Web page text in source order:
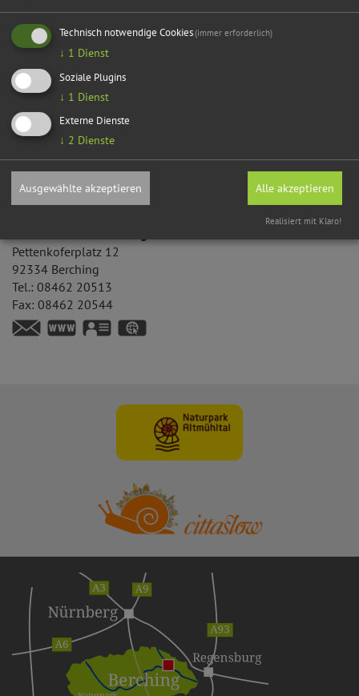
Ja Immer
Ort
Veranstaltung ohne festen Ort
Berching
GPS:
49°6'15.67''N 11°26'39.76''E
Kontakt
Pettenkoferplatz 12
92334 Berching
Tel.: 08462 20513
Fax: 08462 20544
https://www.berching.de
vCard
Technisch notwendige Cookies(immer erforderlich)
↓ 1 Dienst
Soziale Plugins
↓ 1 Dienst
Externe Dienste
↓ 2 Dienste
Ausgewählte akzeptieren Alle akzeptieren
Realisiert mit Klaro!